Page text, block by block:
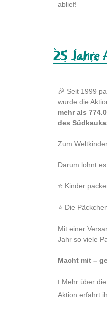
ablief!
25 Jahre
🎉 Seit 1999
wurde die
mehr als
des
Zum
Darum lohnt
⭐ Kinder
⭐ Die
Mit einer
Jahr so viele
Macht mit –
ℹ️ Mehr über
Aktion erfahrt